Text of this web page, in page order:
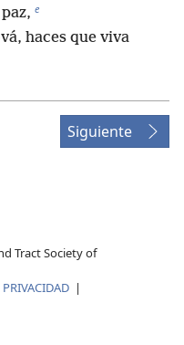
e
haces que viva
Siguiente
Tract Society of
|